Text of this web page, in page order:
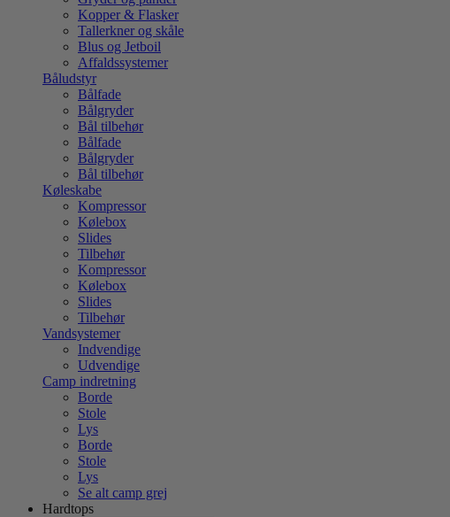
Kopper & Flasker
Tallerkner og skåle
Blus og Jetboil
Affaldssystemer
Båludstyr
Bålfade
Bålgryder
Bål tilbehør
Bålfade
Bålgryder
Bål tilbehør
Køleskabe
Kompressor
Kølebox
Slides
Tilbehør
Kompressor
Kølebox
Slides
Tilbehør
Vandsystemer
Indvendige
Udvendige
Camp indretning
Borde
Stole
Lys
Borde
Stole
Lys
Se alt camp grej
Hardtops